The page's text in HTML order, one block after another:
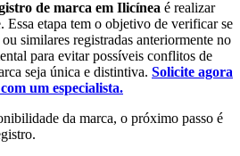
de marca em Ilicínea é realizar
Essa etapa tem o objetivo de verificar se
similares registradas anteriormente no
para evitar possíveis conflitos de
seja única e distintiva. Solicite agora
um especialista.
da marca, o próximo passo é